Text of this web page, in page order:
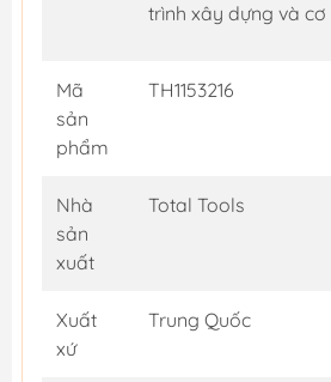
trình xây dựng và cơ
Mã
sản
phẩm
TH1153216
Nhà
sản
xuất
Total Tools
Xuất
xứ
Trung Quốc